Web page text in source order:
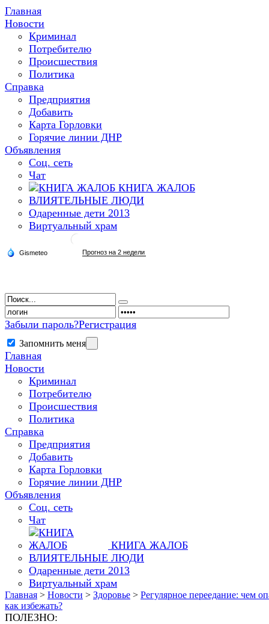
Главная
Новости
Криминал
Потребителю
Происшествия
Политика
Справка
Предприятия
Добавить
Карта Горловки
Горячие линии ДНР
Объявления
Соц. сеть
Чат
КНИГА ЖАЛОБ
ВЛИЯТЕЛЬНЫЕ ЛЮДИ
Одаренные дети 2013
Виртуальный храм
Забыли пароль?Регистрация
Запомнить меня
Главная
Новости
Криминал
Потребителю
Происшествия
Политика
Справка
Предприятия
Добавить
Карта Горловки
Горячие линии ДНР
Объявления
Соц. сеть
Чат
КНИГА ЖАЛОБ
ВЛИЯТЕЛЬНЫЕ ЛЮДИ
Одаренные дети 2013
Виртуальный храм
Главная > Новости > Здоровье > Регулярное переедание: чем
как избежать?
ПОЛЕЗНО: